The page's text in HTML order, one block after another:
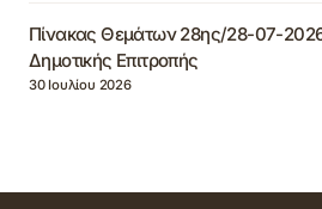
Πίνακας Θεμάτων 28ης/28-07-
Δημοτικής Επιτροπής
30 Ιουλίου 2026